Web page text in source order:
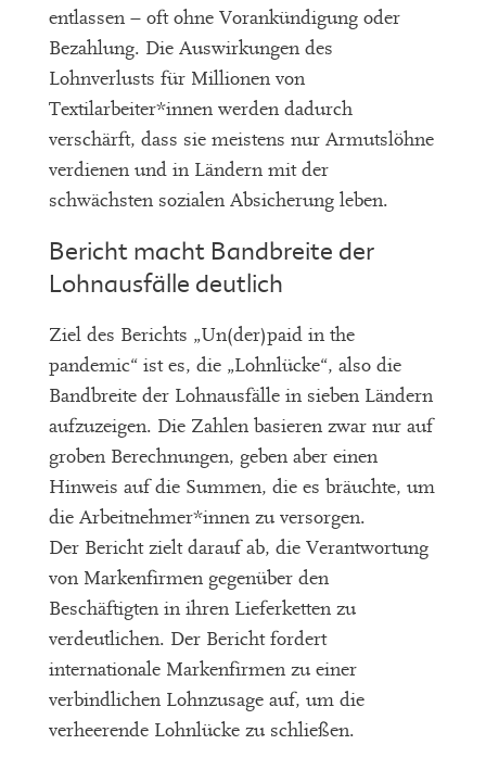
entlassen – oft ohne Vorankündigung oder
Bezahlung. Die Auswirkungen des
Lohnverlusts für Millionen von
Textilarbeiter*innen werden dadurch
verschärft, dass sie meistens nur Armutslöhne
verdienen und in Ländern mit der
schwächsten sozialen Absicherung leben.
Bericht macht Bandbreite der
Lohnausfälle deutlich
Ziel des Berichts „Un(der)paid in the
pandemic“ ist es, die „Lohnlücke“, also die
Bandbreite der Lohnausfälle in sieben Ländern
aufzuzeigen. Die Zahlen basieren zwar nur auf
groben Berechnungen, geben aber einen
Hinweis auf die Summen, die es bräuchte, um
die Arbeitnehmer*innen zu versorgen.
Der Bericht zielt darauf ab, die Verantwortung
von Markenfirmen gegenüber den
Beschäftigten in ihren Lieferketten zu
verdeutlichen. Der Bericht fordert
internationale Markenfirmen zu einer
verbindlichen Lohnzusage auf, um die
verheerende Lohnlücke zu schließen.